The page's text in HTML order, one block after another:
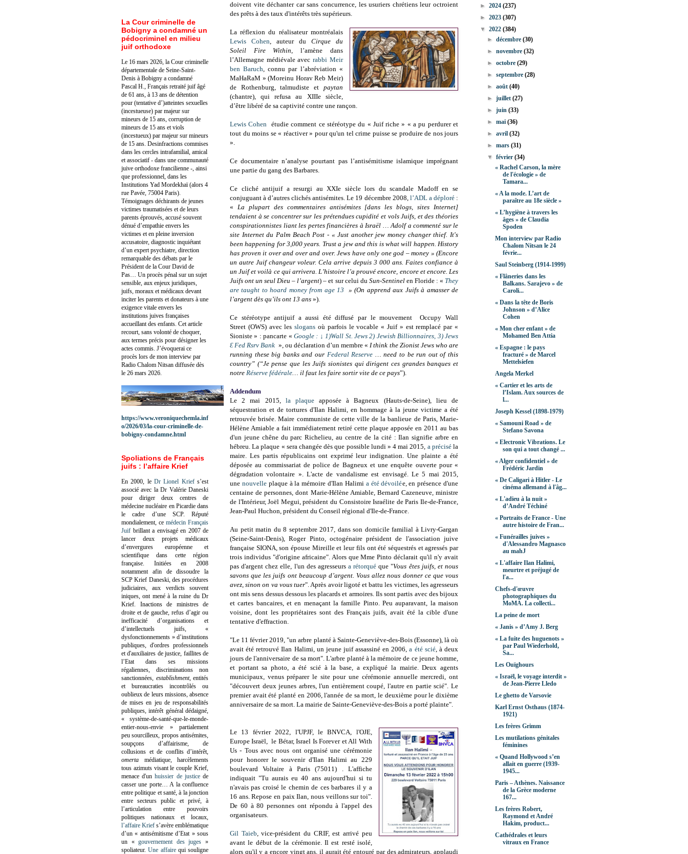
doivent vite déchanter car sans concurrence, les usuriers chrétiens leur octroient
des prêts à des taux d'intérêts très supérieurs.
La réflexion du réalisateur montréalais
Lewis Cohen, auteur du Cirque du
Soleil Fire Within, l’amène dans
l’Allemagne médiévale avecrabbi Meir
ben Baruch, connu par l’abréviation «
MaHaRaM » (Moreinu Horav Reb Meir)
de Rothenburg, talmudiste et paytan
(chantre), qui refusa au XIIIe siècle,
d’être libéré de sa captivité contre une rançon.
Lewis Cohen étudie comment ce stéréotype du « Juif riche » « a pu perdurer et
tout du moins se « réactiver » pour qu'un tel crime puisse se produire de nos jours
».
Ce documentaire n’analyse pourtant pas l’antisémitisme islamique imprégnant
une partie du gang des Barbares.
Ce cliché antijuif a resurgi au XXIe siècle lors du scandale Madoff en se
conjuguant à d’autres clichés antisémites. Le 19 décembre 2008, l’ADL a déploré:
« La plupart des commentaires antisémites [dans les blogs, sites Internet]
tendaient à se concentrer sur les prétendues cupidité et vols Juifs, et des théories
conspirationnistes liant les pertes financières à Israël … Adolf a commenté sur le
site Internet du Palm Beach Post - « Just another jew money changer thief. It's
been happening for 3,000 years. Trust a jew and this is what will happen. History
has proven it over and over and over. Jews have only one god – money » (Encore
un autre Juif changeur voleur. Cela arrive depuis 3 000 ans. Faites confiance à
un Juif et voilà ce qui arrivera. L’histoire l’a prouvé encore, encore et encore. Les
Juifs ont un seul Dieu – l’argent) – et sur celui du Sun-Sentinelen Floride : « They
are taught to hoard money from age 13 » (On apprend aux Juifs à amasser de
l’argent dès qu’ils ont 13 ans »).
Ce stéréotype antijuif a aussi été diffusé par le mouvement Occupy Wall
Street (OWS) avec lesslogans où parfois le vocable « Juif » est remplacé par «
Sioniste » : pancarte « Google : ↓ 1)Wall St. Jews 2) Jewish Billionnaires, 3) Jews
Ɛ Fed Rsrv Bank », ou déclaration d’un membre «I think the Zionist Jews who are
running these big banks and our Federal Reserve … need to be run out of this
country” (“Je pense que les Juifs sionistes qui dirigent ces grandes banques et
notre Réserve fédérale… il faut les faire sortir vite de ce pays”).
Addendum
Le 2 mai 2015, la plaqueapposée à Bagneux (Hauts-de-Seine), lieu de
séquestration et de tortures d'Ilan Halimi, en hommage à la jeune victime a été
retrouvée brisée. Maire communiste de cette ville de la banlieue de Paris, Marie-
Hélène Amiable a fait immédiatement retiré cette plaque apposée en 2011 au bas
d'un jeune chêne du parc Richelieu, au centre de la cité : Ilan signifie arbre en
hébreu. La plaque « sera changée dès que possible lundi » 4 mai 2015, a préciséla
maire. Les partis républicains ont exprimé leur indignation. Une plainte a été
déposée au commissariat de police de Bagneux et une enquête ouverte pour «
dégradation volontaire ». L'acte de vandalisme est envisagé. Le 5 mai 2015,
une nouvelleplaque à la mémoire d'Ilan Halimi a été dévoilée, en présence d'une
centaine de personnes, dont Marie-Hélène Amiable, Bernard Cazeneuve, ministre
de l'Intérieur, Joël Megui, président du Consistoire Israélite de Paris Ile-de-France,
Jean-Paul Huchon, président du Conseil régional d'Ile-de-France.
Au petit matin du 8 septembre 2017, dans son domicile familial à Livry-Gargan
(Seine-Saint-Denis), Roger Pinto, octogénaire président de l'association juive
française SIONA, son épouse Mireille et leur fils ont été séquestrés et agressés par
trois individus "d'origine africaine". Alors que Mme Pinto déclarait qu'il n'y avait
pas d'argent chez elle, l'un des agresseurs a rétorqué que "Vous êtes juifs, et nous
savons que les juifs ont beaucoup d’argent. Vous allez nous donner ce que vous
avez, sinon on va vous tuer". Après avoir ligoté et battu les victimes, les agresseurs
ont mis sens dessus dessous les placards et armoires. Ils sont partis avec des bijoux
et cartes bancaires, et en menaçant la famille Pinto. Peu auparavant, la maison
voisine, dont les propriétaires sont des Français juifs, avait été la cible d'une
tentative d'effraction.
"Le 11 février 2019, "un arbre planté à Sainte-Geneviève-des-Bois (Essonne), là où
avait été retrouvé Ilan Halimi, un jeune juif assassiné en 2006,a été scié, à deux
jours de l'anniversaire de sa mort".L'arbre planté à la mémoire de ce jeune homme,
et portant sa photo, a été scié à la base, a expliqué la mairie. Deux agents
municipaux, venus préparer le site pour une cérémonie annuelle mercredi, ont
"découvert deux jeunes arbres, l'un entièrement coupé, l'autre en partie scié". Le
premier avait été planté en 2006, l'année de sa mort, le deuxième pour le dixième
anniversaire de sa mort. La mairie de Sainte-Geneviève-des-Bois a porté plainte".
Le 13 février 2022, l'UPJF, le BNVCA, l'OJE,
Europe Israël, le Bétar, Israel Is Forever et All With
Us - Tous avec nous ont organisé une cérémonie
pour honorer le souvenir d'Ilan Halimi au 229
boulevard Voltaire à Paris (75011) . L'affiche
indiquait "Tu aurais eu 40 ans aujourd'hui si tu
n'avais pas croisé le chemin de ces barbares il y a
16 ans. Repose en paix Ilan, nous veillons sur toi".
De 60 à 80 personnes ont répondu à l'appel des
organisateurs.
Gil Taieb, vice-président du CRIF, est arrivé peu
avant le début de la cérémonie. Il est resté isolé,
alors qu'il y a encore vingt ans, il aurait été entouré par des admirateurs, applaudi
La Cour criminelle de
Bobigny a condamné un
pédocriminel en milieu
juif orthodoxe
Le 16 mars 2026, la Cour criminelle
départementale de Seine-Saint-
Denis à Bobigny a condamné
Pascal H., Français retraité juif âgé
de 61 ans, à 13 ans de détention
pour (tentative d’)atteintes sexuelles
(incestueuse) par majeur sur
mineurs de 15 ans, corruption de
mineurs de 15 ans et viols
(incestueux) par majeur sur mineurs
de 15 ans. Desinfractions commises
dans les cercles intrafamilial, amical
et associatif - dans une communauté
juive orthodoxe francilienne -, ainsi
que professionnel, dans les
Institutions Yad Mordekhaï (alors 4
rue Pavée, 75004 Paris).
Témoignages déchirants de jeunes
victimes traumatisées et de leurs
parents éprouvés, accusé souvent
dénué d’empathie envers les
victimes et en pleine inversion
accusatoire, diagnostic inquiétant
d’un expert psychiatre, direction
remarquable des débats par le
Président de la Cour David de
Pas… Un procès pénal sur un sujet
sensible, aux enjeux juridiques,
juifs, moraux et médicaux devant
inciter les parents et donateurs à une
exigence vitale envers les
institutions juives françaises
accueillant des enfants. Cet article
recourt, sans volonté de choquer,
aux termes précis pour désigner les
actes commis. J’évoquerai ce
procès lors de mon interview par
Radio Chalom Nitsan diffusée dès
le 26 mars 2026.
https://www.veroniquechemla.inf
o/2026/03/la-cour-criminelle-de-
bobigny-condamne.html
Spoliations de Français
juifs : l’affaire Krief
En 2000, le Dr Lionel Kriefs’est
associé avec la Dr Valérie Daneski
pour diriger deux centres de
médecine nucléaire en Picardie dans
le cadre d’une SCP. Réputé
mondialement, ce médecin Français
Juif brillant a envisagé en 2007 de
lancer deux projets médicaux
d’envergures européenne et
scientifique dans cette région
française. Initiées en 2008
notamment afin de dissoudre la
SCP Krief Daneski, des procédures
judiciaires, aux verdicts souvent
iniques, ont mené à la ruine du Dr
Krief. Inactions de ministres de
droite et de gauche, refus d’agir ou
inefficacité d’organisations et
d’intellectuels juifs, «
dysfonctionnements » d’institutions
publiques, d'ordres professionnels
et d'auxiliaires de justice, faillites de
l’Etat dans ses missions
régaliennes, discriminations non
sanctionnées, establishment, entités
et bureaucraties incontrôlés ou
oublieux de leurs missions, absence
de mises en jeu de responsabilités
publiques, intérêt général dédaigné,
« système-de-santé-que-le-monde-
entier-nous-envie » partialement
peu sourcilleux, propos antisémites,
soupçons d’affairisme, de
collusions et de conflits d’intérêt,
omerta médiatique, harcèlements
tous azimuts visant le couple Krief,
menace d'unhuissier de justicede
casser une porte… A la confluence
entre politique et santé, à la jonction
entre secteurs public et privé, à
l’articulation entre pouvoirs
politiques nationaux et locaux,
l’affaire Krief s’avère emblématique
d’un « antisémitisme d’Etat » sous
un «gouvernement des juges »
spoliateur.Une affairequi souligne
► 2024 (237)
► 2023 (307)
▼ 2022 (384)
►décembre(30)
►novembre(32)
►octobre(29)
►septembre(28)
►août(40)
►juillet(27)
►juin(33)
►mai(36)
►avril(32)
►mars(31)
▼février(34)
« Rachel Carson, la mère
de l'écologie » de
Tamara...
« A la mode. L’art de
paraître au 18e siècle »
« L’hygiène à travers les
âges » de Claudia
Spoden
Mon interview par Radio
Chalom Nitsan le 24
févrie...
Saul Steinberg (1914-1999)
« Flâneries dans les
Balkans. Sarajevo » de
Caroli...
« Dans la tête de Boris
Johnson » d’Alice
Cohen
« Mon cher enfant » de
Mohamed Ben Attia
« Espagne : le pays
fracturé » de Marcel
Mettelsiefen
Angela Merkel
« Cartier et les arts de
l’Islam. Aux sources de
l...
Joseph Kessel (1898-1979)
« Samouni Road » de
Stefano Savona
« Electronic Vibrations. Le
son qui a tout changé ...
« Alger confidentiel » de
Frédéric Jardin
« De Caligari à Hitler - Le
cinéma allemand à l'âg...
« L'adieu à la nuit »
d’André Téchiné
« Portraits de France - Une
autre histoire de Fran...
« Funérailles juives »
d'Alessandro Magnasco
au mahJ
« L'affaire Ilan Halimi,
meurtre et préjugé de
l'a...
Chefs-d'œuvre
photographiques du
MoMA. La collecti...
La peine de mort
« Janis » d’Amy J. Berg
« La fuite des huguenots »
par Paul Wiederhold,
Sa...
Les Ouïghours
« Israël, le voyage interdit »
de Jean-Pierre Lledo
Le ghetto de Varsovie
Karl Ernst Osthaus (1874-
1921)
Les frères Grimm
Les mutilations génitales
féminines
« Quand Hollywood s’en
allait en guerre (1939-
1945...
Paris – Athènes. Naissance
de la Grèce moderne
167...
Les frères Robert,
Raymond et André
Hakim, product...
Cathédrales et leurs
vitraux en France